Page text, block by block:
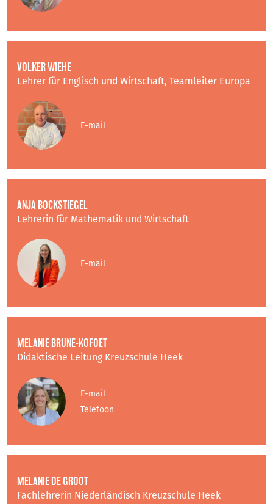
VOLKER WIEHE
Lehrer für Englisch und Wirtschaft, Teamleiter Europa
E-mail
ANJA BOCKSTIEGEL
Lehrerin für Mathematik und Wirtschaft
E-mail
MELANIE BRUNE-KOFOET
Didaktische Leitung Kreuzschule Heek
E-mail
Telefoon
MELANIE DE GROOT
Fachlehrerin Niederländisch Kreuzschule Heek